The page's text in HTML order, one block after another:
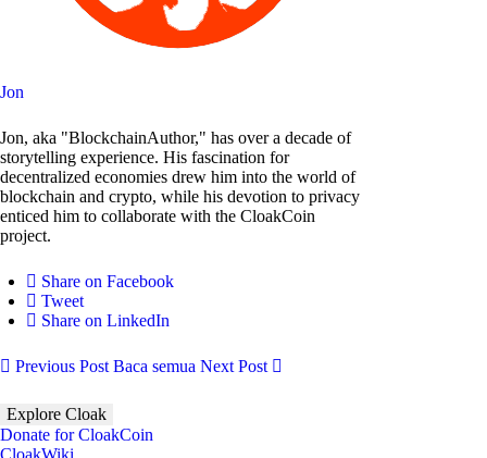
Jon
Jon, aka "BlockchainAuthor," has over a decade of
storytelling experience. His fascination for
decentralized economies drew him into the world of
blockchain and crypto, while his devotion to privacy
enticed him to collaborate with the CloakCoin
project.
Share on Facebook
Tweet
Share on LinkedIn
Previous PostBaca semua Next Post
Explore Cloak
Donate for CloakCoin
CloakWiki